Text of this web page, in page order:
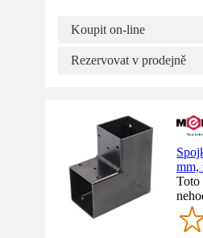
Koupit on-line
Rezervovat v prodejně
mm,
Toto